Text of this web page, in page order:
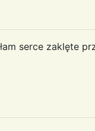
serce zaklęte